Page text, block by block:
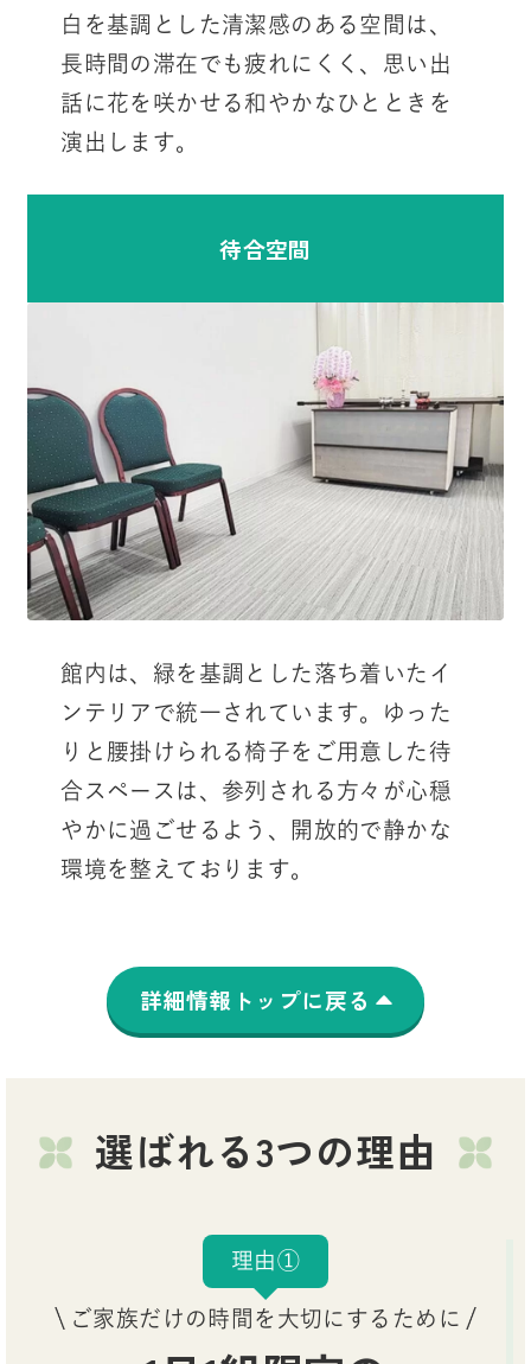
白を基調とした清潔感のある空間は、
長時間の滞在でも疲れにくく、思い出
話に花を咲かせる和やかなひとときを
演出します。
待合空間
館内は、緑を基調とした落ち着いたイ
ンテリアで統一されています。ゆった
りと腰掛けられる椅子をご用意した待
合スペースは、参列される方々が心穏
やかに過ごせるよう、開放的で静かな
環境を整えております。
詳細情報トップに戻る
選ばれる3つの理由
理由①
ご家族だけの時間を大切にするために